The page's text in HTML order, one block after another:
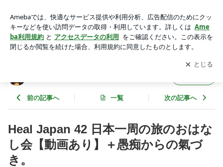
からの氣づき。 | 琉球からの癒しを「キネシオロジー」
アプリをダウンロードして ブログの更新通知
を受け取りまし
ょう。
開く
前の記事へ 一覧 次の記事へ
Heal Japan 42 日本一周の旅のおはな
し会【動画あり】＋愚痴からの氣づ
き。